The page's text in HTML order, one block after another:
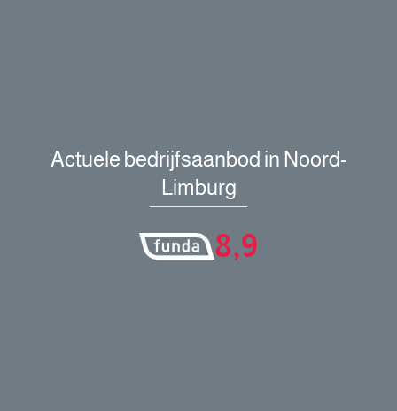
Actuele bedrijfsaanbod in Noord-
Limburg
8,9